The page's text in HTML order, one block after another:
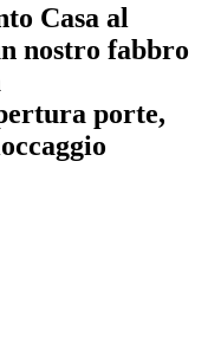
Casa al
nostro fabbro
porte,